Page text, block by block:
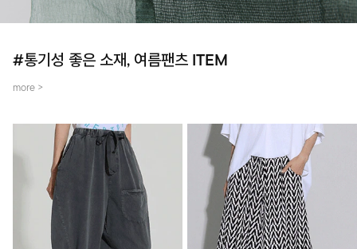
#통기성 좋은 소재, 여름팬츠 ITEM
more >